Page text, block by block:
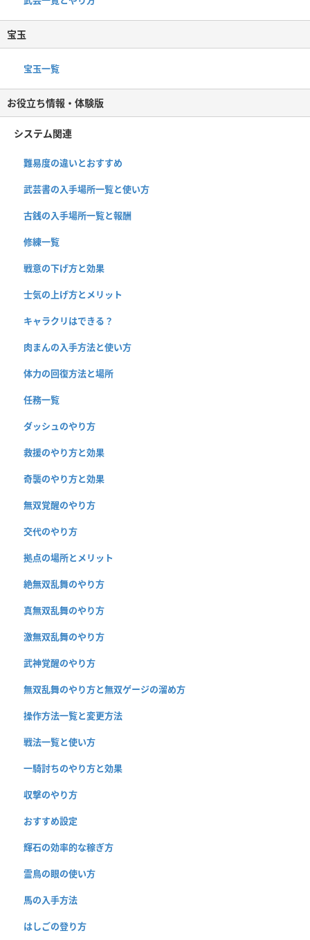
宝玉
宝玉一覧
お役立ち情報・体験版
システム関連
難易度の違いとおすすめ
武芸書の入手場所一覧と使い方
古銭の入手場所一覧と報酬
修練一覧
戦意の下げ方と効果
士気の上げ方とメリット
キャラクリはできる？
肉まんの入手方法と使い方
体力の回復方法と場所
任務一覧
ダッシュのやり方
救援のやり方と効果
奇襲のやり方と効果
無双覚醒のやり方
交代のやり方
拠点の場所とメリット
絶無双乱舞のやり方
真無双乱舞のやり方
激無双乱舞のやり方
武神覚醒のやり方
無双乱舞のやり方と無双ゲージの溜め方
操作方法一覧と変更方法
戦法一覧と使い方
一騎討ちのやり方と効果
収撃のやり方
おすすめ設定
輝石の効率的な稼ぎ方
霊鳥の眼の使い方
馬の入手方法
はしごの登り方